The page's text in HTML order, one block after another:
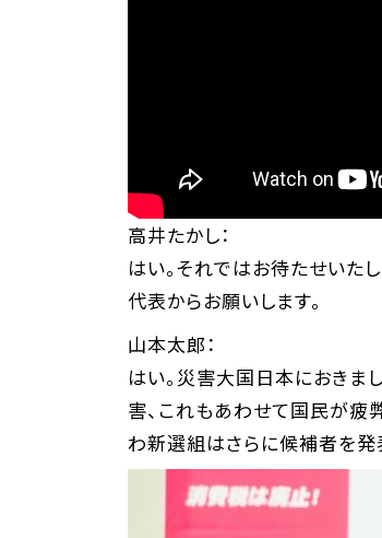
高井たかし：
はい。それではお待たせいた
代表からお願いします。
山本太郎：
はい。災害大国日本におきま
害、これもあわせて国民が疲
わ新選組はさらに候補者を発